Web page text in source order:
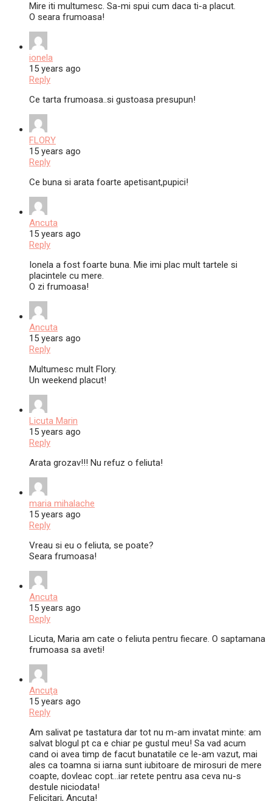
Mire iti multumesc. Sa-mi spui cum daca ti-a placut.
O seara frumoasa!
ionela
15 years ago
Reply
Ce tarta frumoasa..si gustoasa presupun!
FLORY
15 years ago
Reply
Ce buna si arata foarte apetisant,pupici!
Ancuta
15 years ago
Reply
Ionela a fost foarte buna. Mie imi plac mult tartele si
placintele cu mere.
O zi frumoasa!
Ancuta
15 years ago
Reply
Multumesc mult Flory.
Un weekend placut!
Licuta Marin
15 years ago
Reply
Arata grozav!!! Nu refuz o feliuta!
maria mihalache
15 years ago
Reply
Vreau si eu o feliuta, se poate?
Seara frumoasa!
Ancuta
15 years ago
Reply
Licuta, Maria am cate o feliuta pentru fiecare. O saptamana
frumoasa sa aveti!
Ancuţa
15 years ago
Reply
Am salivat pe tastatura dar tot nu m-am invatat minte: am
salvat blogul pt ca e chiar pe gustul meu! Sa vad acum
cand oi avea timp de facut bunatatile ce le-am vazut, mai
ales ca toamna si iarna sunt iubitoare de mirosuri de mere
coapte, dovleac copt…iar retete pentru asa ceva nu-s
destule niciodata!
Felicitari, Ancuţa!